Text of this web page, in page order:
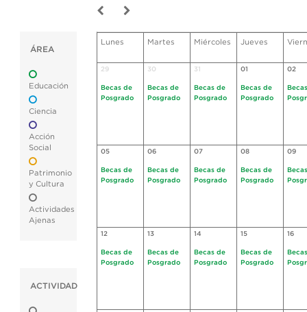
ÁREA
Educación
Ciencia
Acción
Social
Patrimonio
y Cultura
Actividades
Ajenas
ACTIVIDAD
Lunes Martes Miércoles Jueves
29
Becas de
Posgrado
30
Becas de
Posgrado
31
Becas de
Posgrado
01
Becas de
Posgrado
02
05
Becas de
Posgrado
06
Becas de
Posgrado
07
Becas de
Posgrado
08
Becas de
Posgrado
09
12
Becas de
Posgrado
13
Becas de
Posgrado
14
Becas de
Posgrado
15
Becas de
Posgrado
16